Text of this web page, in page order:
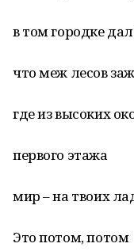
в том городке
что меж лесов
где из высоких
первого этажа
мир – на твоих
Это потом, потом